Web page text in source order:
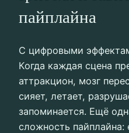
пайплайна
С цифровыми
Когда каждая сцена
аттракцион, мозг
сияет, летает,
запоминается. Ещё
сложность пайплайна: